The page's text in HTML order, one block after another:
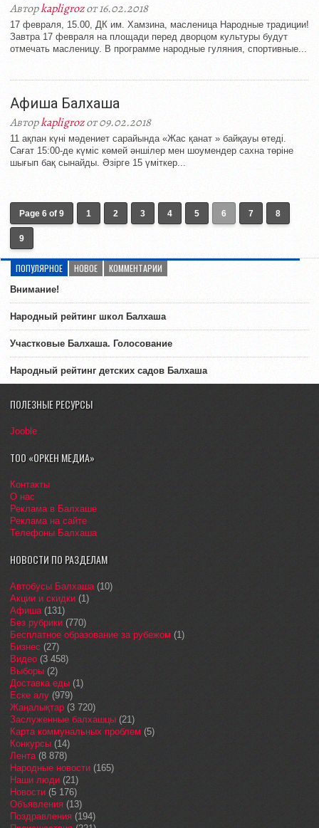
Авторkapligrozот 16.02.2018
17 февраля, 15.00, ДК им. Хамзина, масленица Народные традиции!
Завтра 17 февраля на площади перед дворцом культуры будут
отмечать масленицу. В программе народные гуляния, спортивные...
Афиша Балхаша
Авторkapligrozот 09.02.2018
11 ақпан күні мәдениет сарайында «Жас қанат » байқауы өтеді.
Сағат 15:00-де күміс көмей әншілер мен шоумендер сахна төріне
шығып бақ сынайды. Әзірге 15 үміткер...
Page 6 of 9 1 2 3 4 5 6 7 8
9
ПОПУЛЯРНОЕ НОВОЕ КОММЕНТАРИИ
Внимание!
Народный рейтинг школ Балхаша
Участковые Балхаша. Голосование
Народный рейтинг детских садов Балхаша
ПОЛЕЗНЫЕ РЕСУРСЫ
Jooble
ТОО «ОРКЕН МЕДИА»
Контакты
О нас
Реклама в Балхаше
Реклама на сайте
Телефоны Балхаша
НОВОСТИ ПО РАЗДЕЛАМ
Автобусы Балхаша(10)
Акции и скидки (1)
Афиша(131)
Без рубрики (770)
Бесплатное образование за рубежом (1)
Бизнес (27)
Видео (3 458)
Выборы (2)
Доставка еды (1)
Еске алу (979)
Жаңалықтар (3 720)
Заслуженные балхашцы (21)
Карта коммунальных проблем (5)
Конкурсы (14)
Лента(8 878)
Народные новости (165)
Наши люди (21)
Новости (5 176)
Объявления (13)
Поздравления (194)